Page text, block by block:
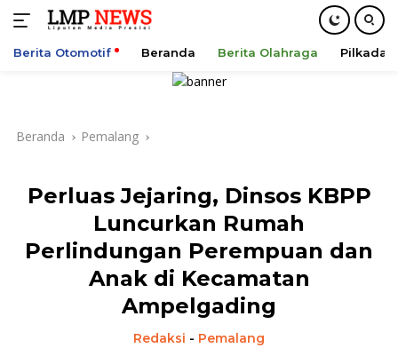
Berita Otomotif Beranda Berita Olahraga Pilkada
Beranda Pemalang
Perluas Jejaring, Dinsos KBPP
Luncurkan Rumah
Perlindungan Perempuan dan
Anak di Kecamatan
Ampelgading
Redaksi - Pemalang